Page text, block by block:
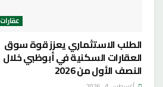
عقارات
الطلب الاستثماري يعزز قوة سوق
العقارات السكنية في أبوظبي خلال
النصف الأول من 2026